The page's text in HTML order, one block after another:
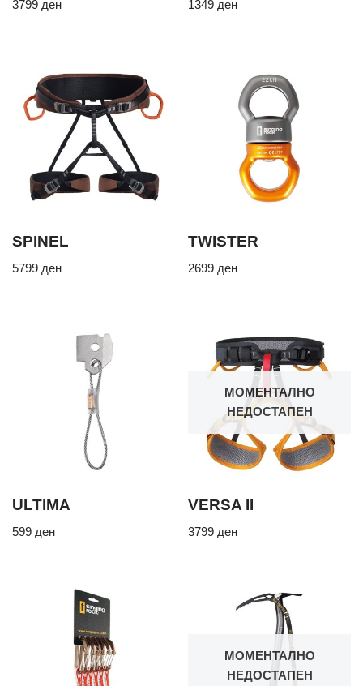
3799 ден 1349 ден
SPINEL
5799 ден
TWISTER
2699 ден
ULTIMA
599 ден
МОМЕНТАЛНО
НЕДОСТАПЕН
VERSA II
3799 ден
МОМЕНТАЛНО
НЕДОСТАПЕН